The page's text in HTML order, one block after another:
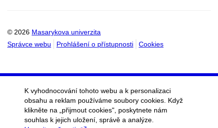
© 2026 Masarykova univerzita
Správce webu
Prohlášení o přístupnosti Cookies
K vyhodnocování tohoto webu a k personalizaci
obsahu a reklam používáme soubory cookies. Když
klikněte na „přijmout cookies", poskytnete nám
souhlas k jejich uložení, správě a analýze.